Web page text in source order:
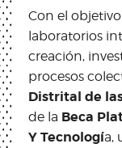
Con el
laboratorios
creación,
procesos
Distrital de
de la Beca
Y Tecnología,